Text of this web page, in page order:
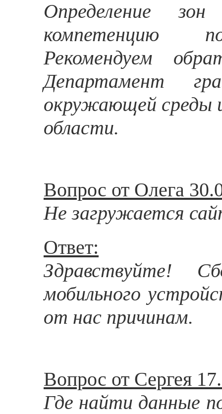
Определение
компетенцию
Рекомендуем
Департамент
окружающей среды
области.
Вопрос от Олега
Не загружается
Ответ:
Здравствуйте!
мобильного
от нас причинам.
Вопрос от Сергея
Где найти данные